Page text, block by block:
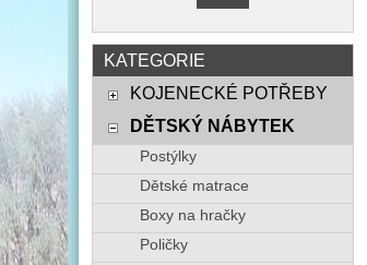
KATEGORIE
KOJENECKÉ POTŘEBY
DĚTSKÝ NÁBYTEK
Postýlky
Dětské matrace
Boxy na hračky
Poličky